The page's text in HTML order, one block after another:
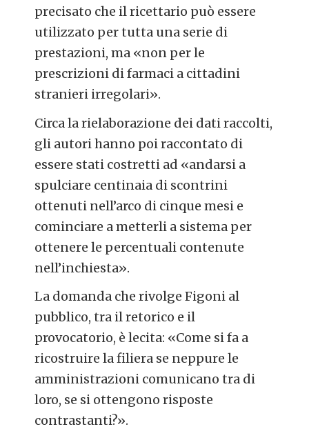
precisato che il ricettario può essere
utilizzato per tutta una serie di
prestazioni, ma «non per le
prescrizioni di farmaci a cittadini
stranieri irregolari».
Circa la rielaborazione dei dati raccolti,
gli autori hanno poi raccontato di
essere stati costretti ad «andarsi a
spulciare centinaia di scontrini
ottenuti nell’arco di cinque mesi e
cominciare a metterli a sistema per
ottenere le percentuali contenute
nell’inchiesta».
La domanda che rivolge Figoni al
pubblico, tra il retorico e il
provocatorio, è lecita: «Come si fa a
ricostruire la filiera se neppure le
amministrazioni comunicano tra di
loro, se si ottengono risposte
contrastanti?».